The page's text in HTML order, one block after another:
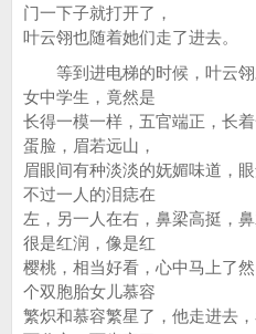
门一下子就打开了，
叶云翎也随着她们走了进去。
等到进电梯的时候，叶云翎
女中学生，竟然是
长得一模一样，五官端正，长
蛋脸，眉若远山，
眉眼间有种淡淡的妩媚味道，
不过一人的泪痣在
左，另一人在右，鼻梁高挺，
很是红润，像是红
樱桃，相当好看，心中马上了
个双胞胎女儿慕容
繁炽和慕容繁星了，他走进去